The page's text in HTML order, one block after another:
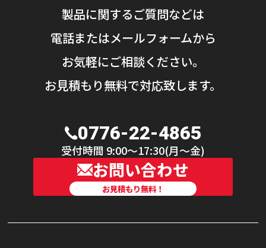
製品に関するご質問などは
電話またはメールフォームから
お気軽にご相談ください。
お見積もり無料で対応致します。
0776-22-4865
受付時間 9:00〜17:30(月〜金)
お問い合わせ
お見積もり無料！